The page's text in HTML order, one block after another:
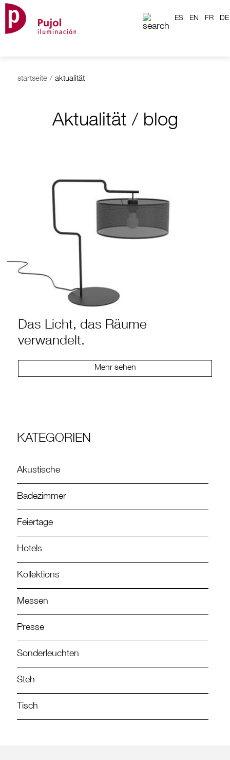
ES EN FR DE
startseite / aktualität
Aktualität / blog
Das Licht, das Räume
verwandelt.
Mehr sehen
KATEGORIEN
Akustische
Badezimmer
Feiertage
Hotels
Kollektions
Messen
Presse
Sonderleuchten
Steh
Tisch